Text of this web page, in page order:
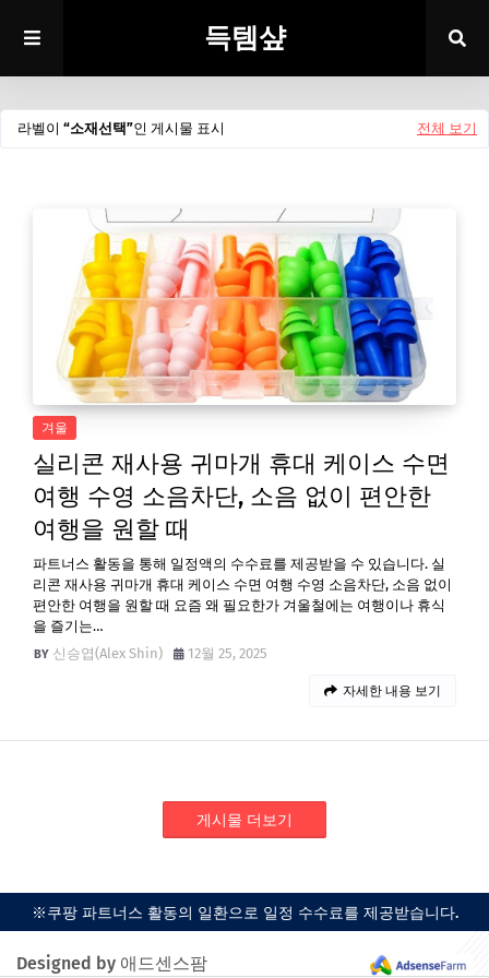
득템샾
라벨이 소재선택 인 게시물 표시 전체 보기
겨울
실리콘 재사용 귀마개 휴대 케이스 수면
여행 수영 소음차단, 소음 없이 편안한
여행을 원할 때
파트너스 활동을 통해 일정액의 수수료를 제공받을 수 있습니다. 실
리콘 재사용 귀마개 휴대 케이스 수면 여행 수영 소음차단, 소음 없이
편안한 여행을 원할 때 요즘 왜 필요한가 겨울철에는 여행이나 휴식
을 즐기는…
신승엽(Alex Shin)
12월 25, 2025
자세한 내용 보기
게시물 더보기
※쿠팡 파트너스 활동의 일환으로 일정 수수료를 제공받습니다.
Designed by 애드센스팜